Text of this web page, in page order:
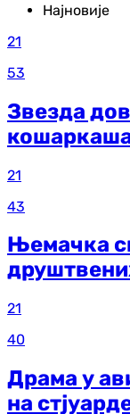
Најновије
21
53
Звезда
21
43
Њемачка
21
40
Драма у
на